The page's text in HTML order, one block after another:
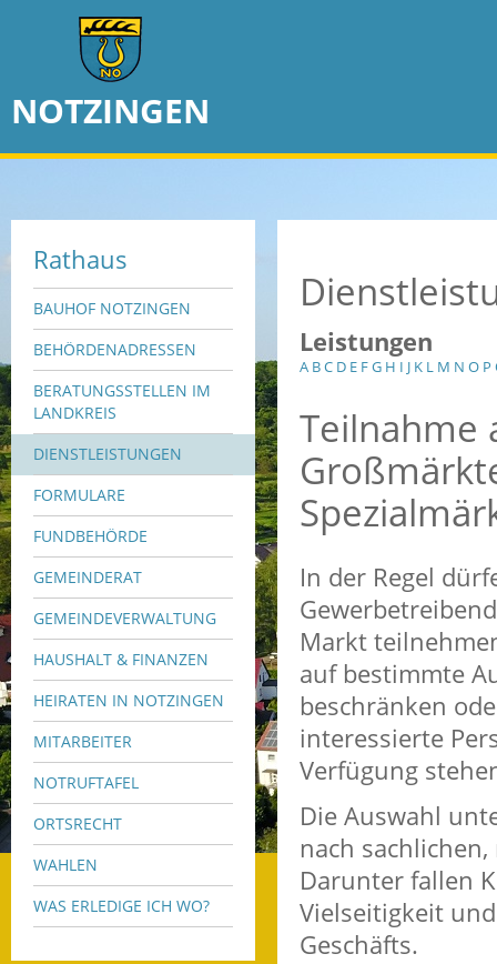
NOTZINGEN
Rathaus
BAUHOF NOTZINGEN
BEHÖRDENADRESSEN
BERATUNGSSTELLEN IM
LANDKREIS
DIENSTLEISTUNGEN
FORMULARE
FUNDBEHÖRDE
GEMEINDERAT
GEMEINDEVERWALTUNG
HAUSHALT & FINANZEN
HEIRATEN IN NOTZINGEN
MITARBEITER
NOTRUFTAFEL
ORTSRECHT
WAHLEN
WAS ERLEDIGE ICH WO?
Leistungen
A BC D E FG H I J K L M N O P
Teilnahme
In der Regel
Markt
auf bestimmte
beschränken
interessierte
Verfügung
Die Auswahl
nach
Darunter fallen
Vielseitigkeit
Geschäfts.